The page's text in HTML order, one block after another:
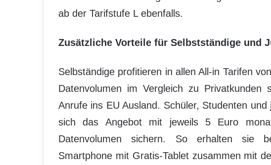
ab der Tarifstufe L ebenfalls.
Zusätzliche Vorteile für Selbstständige und
Selbständige profitieren in allen All-in Tarifen
Datenvolumen im Vergleich zu Privatkunden
Anrufe ins EU Ausland. Schüler, Studenten
sich das Angebot mit jeweils 5 Euro
Datenvolumen sichern. So erhalten sie
Smartphone mit Gratis-Tablet zusammen mit